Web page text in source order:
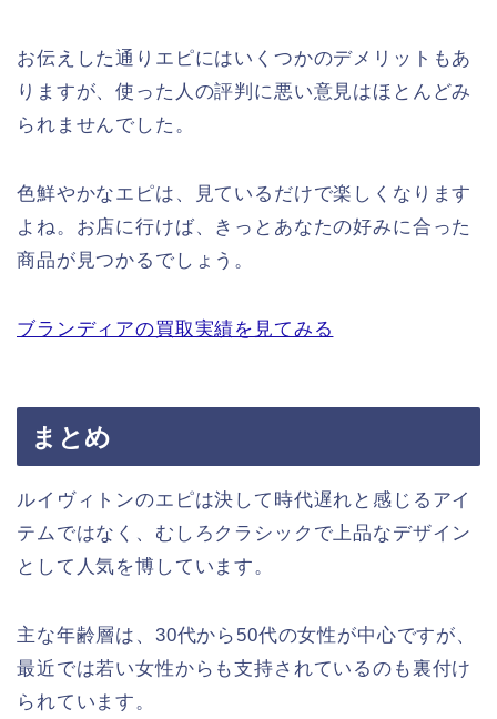
お伝えした通りエピにはいくつかのデメリットもあ
りますが、使った人の評判に悪い意見はほとんどみ
られませんでした。
色鮮やかなエピは、見ているだけで楽しくなります
よね。お店に行けば、きっとあなたの好みに合った
商品が見つかるでしょう。
ブランディアの買取実績を見てみる
まとめ
ルイヴィトンのエピは決して時代遅れと感じるアイ
テムではなく、むしろクラシックで上品なデザイン
として人気を博しています。
主な年齢層は、30代から50代の女性が中心ですが、
最近では若い女性からも支持されているのも裏付け
られています。